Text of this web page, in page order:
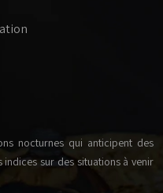
nocturnes qui anticipent des
sur des situations à venir